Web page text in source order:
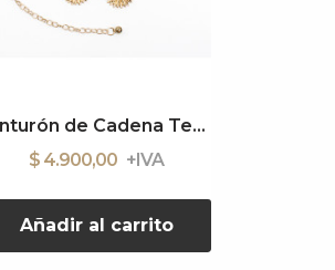
Cinturón de Cadena Textured Daisy
$ 4.900,00
Añadir al carrito